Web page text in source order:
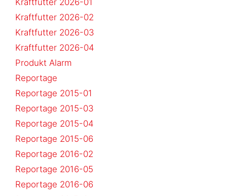
Kraftfutter 2026-02
Kraftfutter 2026-03
Kraftfutter 2026-04
Produkt Alarm
Reportage
Reportage 2015-01
Reportage 2015-03
Reportage 2015-04
Reportage 2015-06
Reportage 2016-02
Reportage 2016-05
Reportage 2016-06